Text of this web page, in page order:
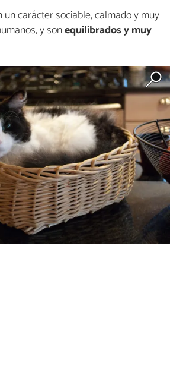
un carácter sociable, calmado y muy
y sonequilibrados y muy